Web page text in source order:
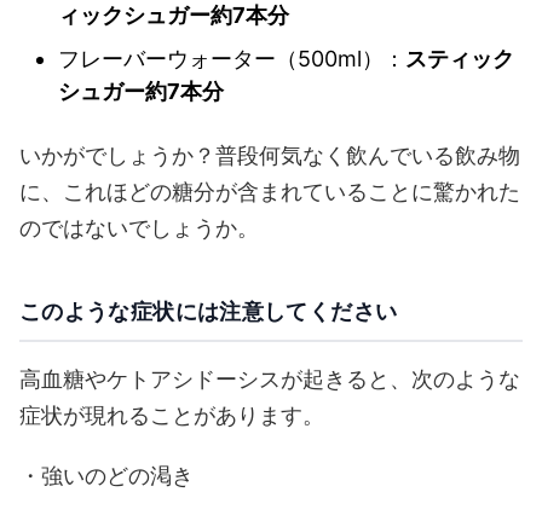
ィックシュガー約7本分
フレーバーウォーター（500ml）： スティック
シュガー約7本分
いかがでしょうか？普段何気なく飲んでいる飲み物
に、これほどの糖分が含まれていることに驚かれた
のではないでしょうか。
このような症状には注意してください
高血糖やケトアシドーシスが起きると、次のような
症状が現れることがあります。
・強いのどの渇き